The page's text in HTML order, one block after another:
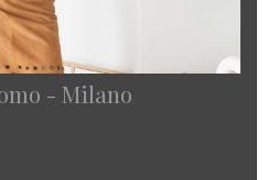
- Milano